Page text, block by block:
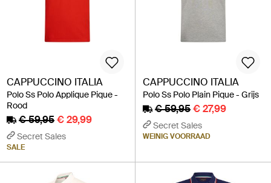
CAPPUCCINO ITALIA
Polo Ss Polo Applique Pique -
Rood
€ 59,95€ 29,99
Secret Sales
SALE
CAPPUCCINO ITALIA
Polo Ss Polo Plain Pique - Grijs
€ 59,95€ 27,99
Secret Sales
WEINIG VOORRAAD